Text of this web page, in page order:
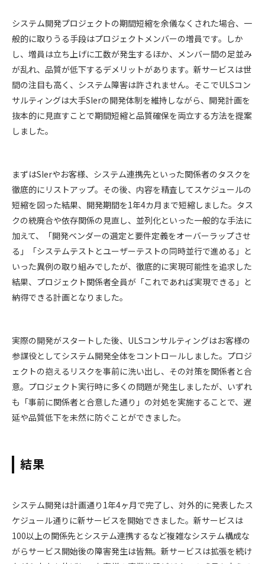
システム開発プロジェクトの期間短縮を余儀なくされた場合、一
般的に取りうる手段はプロジェクトメンバーの増員です。しか
し、増員は立ち上げに工数が発生するほか、メンバー間の足並み
が乱れ、品質が低下するデメリットがあります。新サービスは世
間の注目も高く、システム障害は許されません。そこでULSコン
サルティングは大手SIerの開発体制を維持しながら、開発計画を
抜本的に見直すことで期間短縮と品質確保を両立する方法を提案
しました。
まずはSIerやお客様、システム連携先といった関係者のタスクを
徹底的にリストアップ。その後、内容を精査してスケジュールの
短縮を図った結果、開発期間を1年4カ月まで短縮しました。タス
クの統廃合や依存関係の見直し、並列化といった一般的な手法に
加えて、「開発ベンダーの選定と要件定義をオーバーラップさせ
る」「システムテストとユーザーテストの同時並行で進める」と
いった異例の取り組みでしたが、徹底的に実現可能性を追求した
結果、プロジェクト関係者全員が「これであれば実現できる」と
納得できる計画となりました。
実際の開発がスタートした後、ULSコンサルティングはお客様の
参謀役としてシステム開発全体をコントロールしました。プロジ
ェクトの抱えるリスクを事前に洗い出し、その対策を関係者と合
意。プロジェクト実行時に多くの問題が発生しましたが、いずれ
も「事前に関係者と合意した通り」の対処を実施することで、遅
延や品質低下を未然に防ぐことができました。
結果
システム開発は計画通り1年4ヶ月で完了し、対外的に発表したス
ケジュール通りに新サービスを開始できました。新サービスは
100以上の関係先とシステム連携するなど複雑なシステム構成な
がらサービス開始後の障害発生は皆無。新サービスは拡張を続け